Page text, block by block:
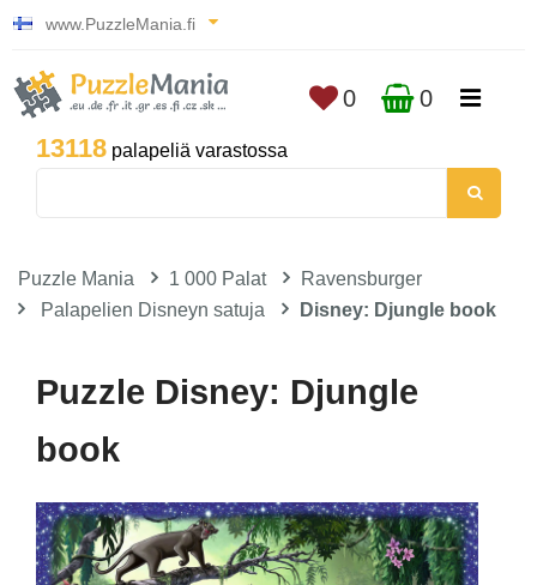
www.PuzzleMania.fi
13118 palapeliä varastossa
0 0
Puzzle Mania 1 000 Palat
Ravensburger
Palapelien Disneyn satuja
Disney: Djungle book
Puzzle Disney: Djungle
book